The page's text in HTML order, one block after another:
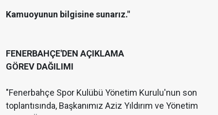
Kamuoyunun bilgisine sunarız."
FENERBAHÇE'DEN AÇIKLAMA
GÖREV DAĞILIMI
"Fenerbahçe Spor Kulübü Yönetim Kurulu'nun son
toplantısında, Başkanımız Aziz Yıldırım ve Yönetim